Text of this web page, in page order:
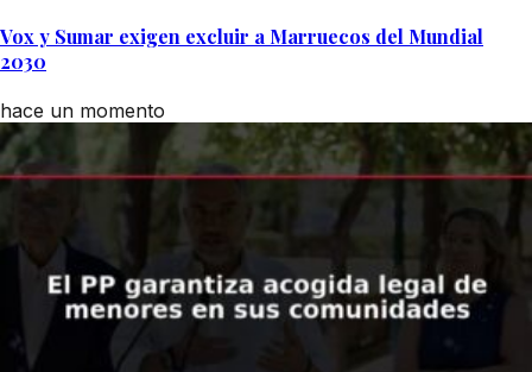
Vox y Sumar exigen excluir a Marruecos del Mundial
2030
hace un momento